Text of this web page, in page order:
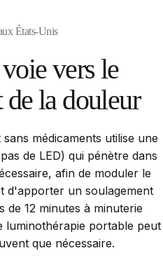
États-Unis
voieversle
dela douleur
médicaments utilise une
de LED) qui pénètre dans
afin de moduler le
d'apporter un soulagement
de 12 minutes à minuterie
luminothérapie portable peut
que nécessaire.